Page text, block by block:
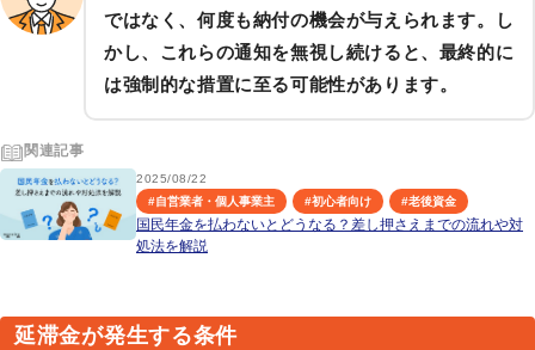
ではなく、何度も納付の機会が与えられます。し
かし、これらの通知を無視し続けると、最終的に
は強制的な措置に至る可能性があります。
関連記事
2025/08/22
#自営業者・個人事業主 #初心者向け #老後資金
国民年金を払わないとどうなる？差し押さえまでの流れや対
処法を解説
延滞金が発生する条件